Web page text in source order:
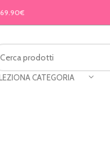
69.90€
CATEGORIA